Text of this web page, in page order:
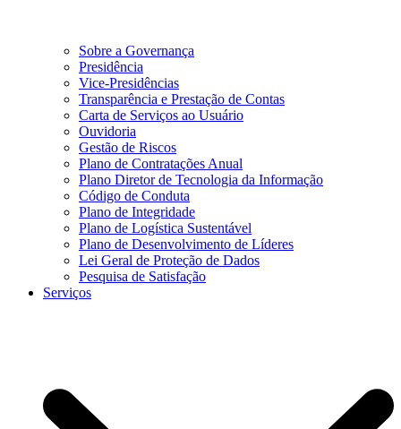
Sobre a Governança
Presidência
Vice-Presidências
Transparência e Prestação de Contas
Carta de Serviços ao Usuário
Ouvidoria
Gestão de Riscos
Plano de Contratações Anual
Plano Diretor de Tecnologia da Informação
Código de Conduta
Plano de Integridade
Plano de Logística Sustentável
Plano de Desenvolvimento de Líderes
Lei Geral de Proteção de Dados
Pesquisa de Satisfação
Serviços